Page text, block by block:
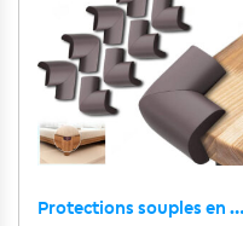
Protections souples en mousse pour les bords et les angles des meubles 8pcs – طقم حماية الأطفال